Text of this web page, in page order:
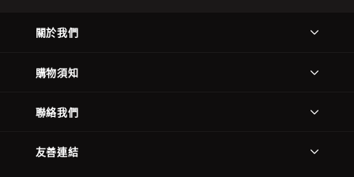
關於我們
購物須知
聯絡我們
友善連結